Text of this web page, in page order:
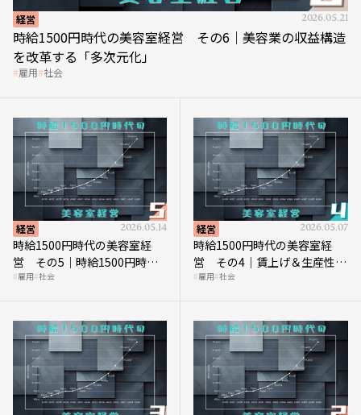
経営 2026.05.21
時給1500円時代の美容室経営 その6｜美容業の収益構造
を改革する「多次元化」
雇用 社会
経営 2026.05.14
時給1500円時代の美容室経
営 その5｜時給1500円時代
の到来は美容業の収益構造を
雇用 社会
経営 2026.05.07
時給1500円時代の美容室経
営 その4｜賃上げ＆生産性向
上につなげる賢い助成金活用
雇用 社会